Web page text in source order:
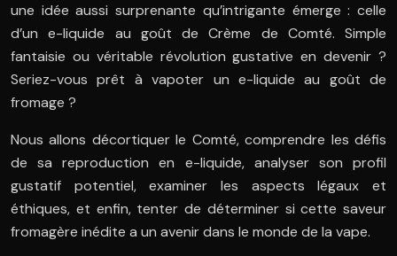
une idée aussi surprenante qu’intrigante émerge : celle
d’un e-liquide au goût de Crème de Comté. Simple
fantaisie ou véritable révolution gustative en devenir ?
Seriez-vous prêt à vapoter un e-liquide au goût de
fromage ?
Nous allons décortiquer le Comté, comprendre les défis
de sa reproduction en e-liquide, analyser son profil
gustatif potentiel, examiner les aspects légaux et
éthiques, et enfin, tenter de déterminer si cette saveur
fromagère inédite a un avenir dans le monde de la vape.